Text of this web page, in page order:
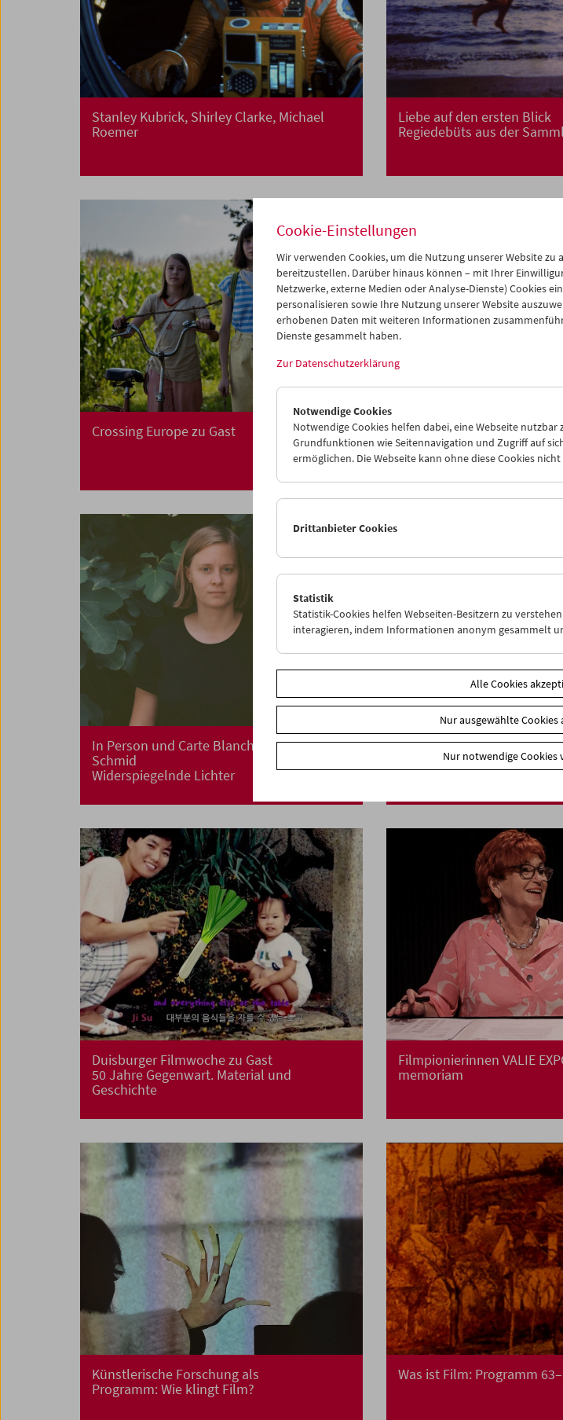
Stanley Kubrick, Shirley Clarke, Michael
Roemer
Liebe auf den ersten Blick
Regiedebüts aus der
Crossing Europe zu Gast Alles Arbeit
In Person und Carte Blanche: Viktoria
Schmid
Widerspiegelnde Lichter
In Person: Onyeka Igwe
Duisburger Filmwoche zu Gast
50 Jahre Gegenwart. Material und
Geschichte
Filmpionierinnen VALIE
memoriam
Künstlerische Forschung als
Programm: Wie klingt Film?
Was ist Film: Programm
Cookie-Einstellungen
Wir verwenden Cookies, um die Nutzung unserer Website
bereitzustellen. Darüber hinaus können – mit Ihrer
Netzwerke, externe Medien oder Analyse-Dienste) Cookies
personalisieren sowie Ihre Nutzung unserer Website
erhobenen Daten mit weiteren Informationen
Dienste gesammelt haben.
Zur Datenschutzerklärung
Notwendige Cookies
Notwendige Cookies helfen dabei, eine Webseite nutzbar
Grundfunktionen wie Seitennavigation und Zugriff auf
ermöglichen. Die Webseite kann ohne diese Cookies
Drittanbieter Cookies
Statistik
Statistik-Cookies helfen Webseiten-Besitzern zu
interagieren, indem Informationen anonym gesammelt
Alle Cookies
Nur ausgewählte Cookies
Nur notwendige Cookies